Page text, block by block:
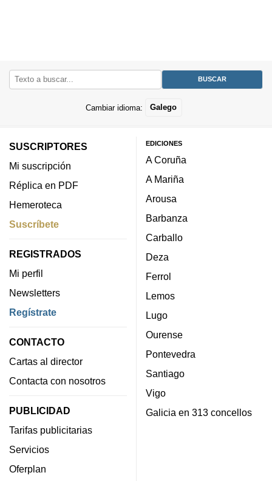
Cambiar idioma: Galego
SUSCRIPTORES
Mi suscripción
Réplica en PDF
Hemeroteca
Suscríbete
REGISTRADOS
Mi perfil
Newsletters
Regístrate
CONTACTO
Cartas al director
Contacta con nosotros
PUBLICIDAD
Tarifas publicitarias
Servicios
Oferplan
EDICIONES
A Coruña
A Mariña
Arousa
Barbanza
Carballo
Deza
Ferrol
Lemos
Lugo
Ourense
Pontevedra
Santiago
Vigo
Galicia en 313 concellos